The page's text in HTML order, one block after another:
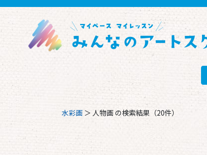
水彩画 ＞ 人物画 の検索結果（20件）